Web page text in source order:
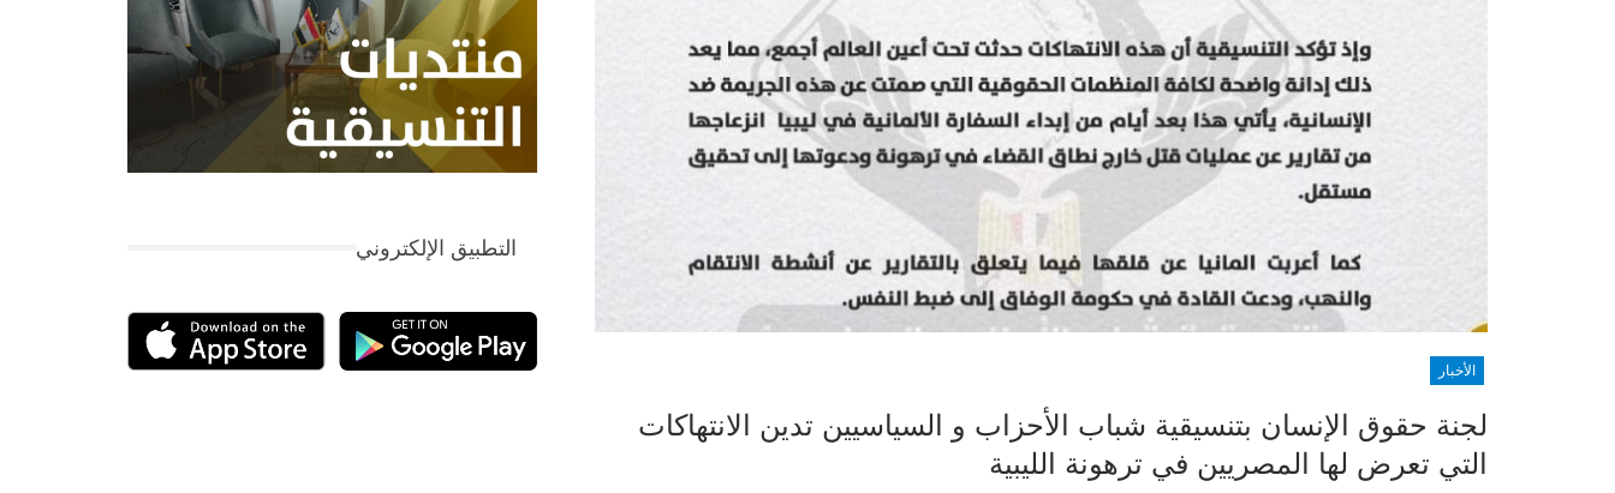
الأخبار
لجنة حقوق الإنسان بتنسيقية شباب الأحزاب و السياسيين تدين الانتهاكات
التي تعرض لها المصريين في ترهونة الليبية
التطبيق الإلكتروني